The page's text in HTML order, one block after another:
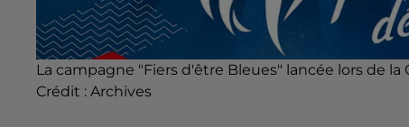
La campagne "Fiers d'être Bleues" lancée lors de
Crédit : Archives